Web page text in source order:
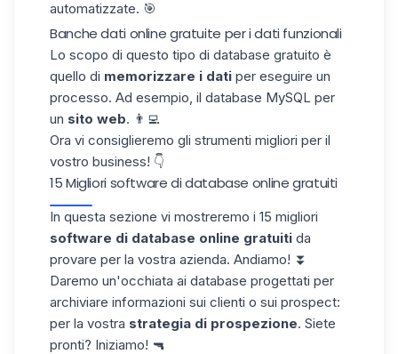
automatizzate. 🎯
Banche dati online gratuite per i dati funzionali
Lo scopo di questo tipo di database gratuito è
quello di memorizzare i dati per eseguire un
processo. Ad esempio, il database MySQL per
un sito web. 👨‍💻
Ora vi consiglieremo gli strumenti migliori per il
vostro business! 👇
15 Migliori software di database online gratuiti
In questa sezione vi mostreremo i 15 migliori
software di database online gratuiti da
provare per la vostra azienda. Andiamo! ⏬
Daremo un'occhiata ai database progettati per
archiviare informazioni sui clienti o sui prospect:
per la vostra strategia di prospezione. Siete
pronti? Iniziamo! 🔫